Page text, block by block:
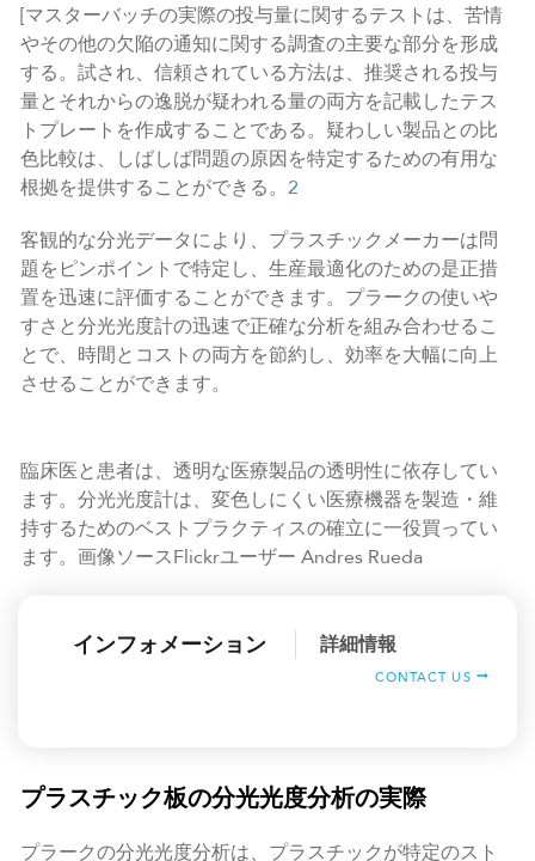
[マスターバッチの実際の投与量に関するテストは、苦情
やその他の欠陥の通知に関する調査の主要な部分を形成
する。試され、信頼されている方法は、推奨される投与
量とそれからの逸脱が疑われる量の両方を記載したテス
トプレートを作成することである。疑わしい製品との比
色比較は、しばしば問題の原因を特定するための有用な
根拠を提供することができる。 2
客観的な分光データにより、プラスチックメーカーは問
題をピンポイントで特定し、生産最適化のための是正措
置を迅速に評価することができます。プラークの使いや
すさと分光光度計の迅速で正確な分析を組み合わせるこ
とで、時間とコストの両方を節約し、効率を大幅に向上
させることができます。
臨床医と患者は、透明な医療製品の透明性に依存してい
ます。分光光度計は、変色しにくい医療機器を製造・維
持するためのベストプラクティスの確立に一役買ってい
ます。画像ソースFlickrユーザー Andres Rueda
インフォメーション 詳細情報
CONTACT US
プラスチック板の分光光度分析の実際
プラークの分光光度分析は、プラスチックが特定のスト